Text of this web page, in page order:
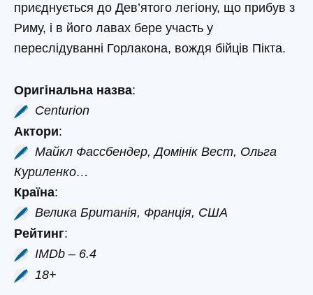
приєднується до Дев’ятого легіону, що прибув з
Риму, і в його лавах бере участь у
переслідуванні Горлакона, вождя бійців Пікта.
Оригінальна назва:
Centurion
Актори:
Майкл Фассбендер, Домінік Вест, Ольга
Куриленко…
Країна:
Велика Британія, Франція, США
Рейтинг:
IMDb – 6.4
18+